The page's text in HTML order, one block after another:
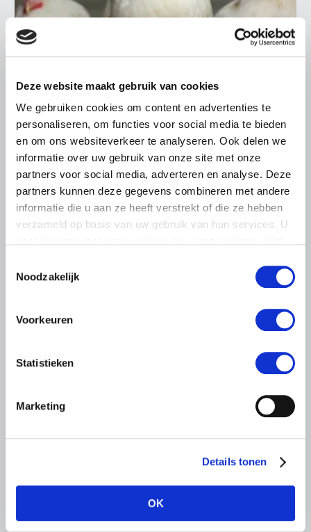
Deze website maakt gebruik van cookies
We gebruiken cookies om content en advertenties te
personaliseren, om functies voor social media te bieden
en om ons websiteverkeer te analyseren. Ook delen we
informatie over uw gebruik van onze site met onze
partners voor social media, adverteren en analyse. Deze
partners kunnen deze gegevens combineren met andere
informatie die u aan ze heeft verstrekt of die ze hebben
verzameld op basis van uw gebruik van hun services. U
Noodzakelijk
Voorkeuren
Statistieken
Marketing
Details tonen
OK
NIEUWS
16 JULI 2026
Nieuw bestuurslid vakgroep
Pluimveehouderij
Het bestuur van LTO Nederland heeft Johan van Oort
benoemd als nieuw bestuurslid van de vakgroep
Pluimveehouderij van LTO/NOP.
9 JULI 2026